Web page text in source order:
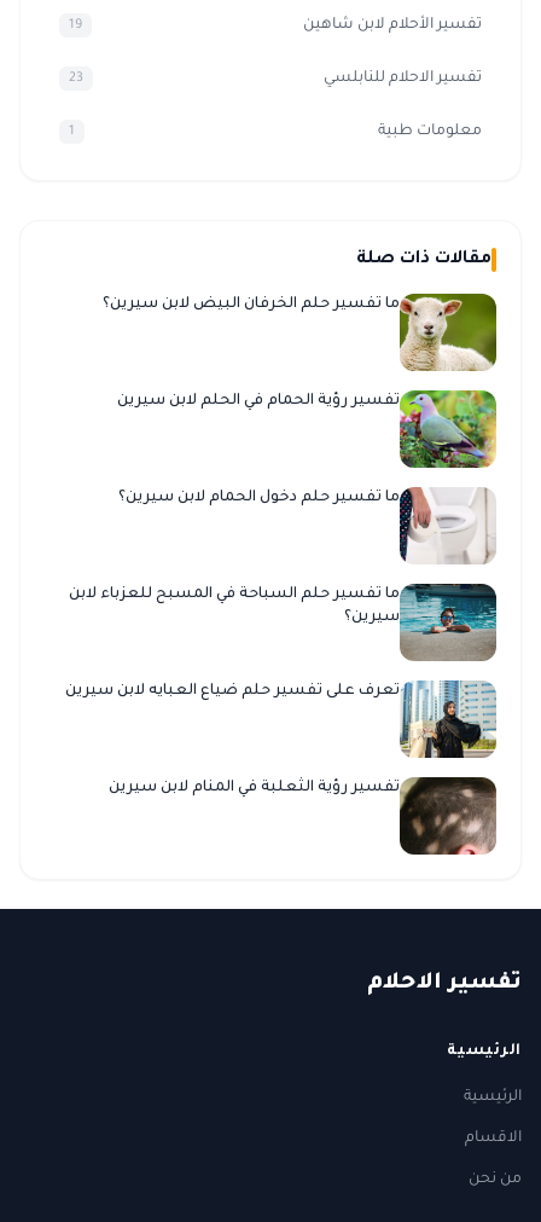
تفسير الأحلام لابن شاهين 19
تفسير الاحلام للنابلسي 23
معلومات طبية 1
مقالات ذات صلة
ما تفسير حلم الخرفان البيض لابن سيرين؟
تفسير رؤية الحمام في الحلم لابن سيرين
ما تفسير حلم دخول الحمام لابن سيرين؟
ما تفسير حلم السباحة في المسبح للعزباء لابن
سيرين؟
تعرف على تفسير حلم ضياع العبايه لابن سيرين
تفسير رؤية الثعلبة في المنام لابن سيرين
تفسير الاحلام
الرئيسية
الرئيسية
الاقسام
من نحن